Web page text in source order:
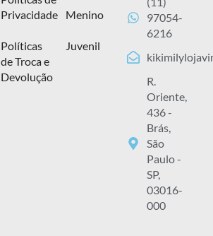
Privacidade
Políticas
de Troca e
Devolução
Menino
Juvenil
97054-
6216
R.
Oriente,
436 -
Brás,
São
Paulo -
SP,
03016-
000